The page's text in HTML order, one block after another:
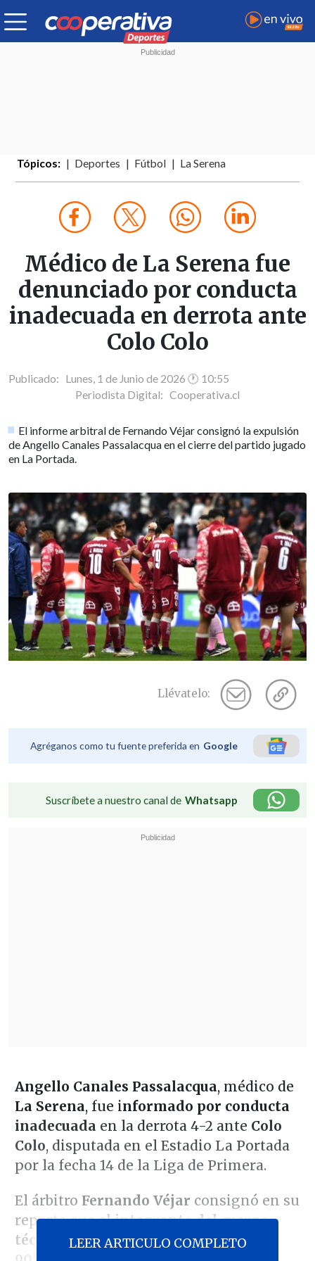
Tópicos: Deportes Fútbol La Serena
Médico de La Serena fue
denunciado por conducta
inadecuada en derrota ante
Colo Colo
Publicado: Lunes, 1 de Junio de 2026 🕐 10:55
Periodista Digital: Cooperativa.cl
El informe arbitral de Fernando Véjar consignó la expulsión
de Angello Canales Passalacqua en el cierre del partido jugado
en La Portada.
Llévatelo:
Agréganos como tu fuente preferida en Google
Suscríbete a nuestro canal de Whatsapp
Angello Canales Passalacqua, médico de
La Serena, fue informado por conducta
inadecuada en la derrota 4-2 ante Colo
Colo, disputada en el Estadio La Portada
por la fecha 14 de la Liga de Primera.
El árbitro Fernando Véjar consignó en su
reporte queel integrante del cuerpo
técnico serenense fue expulsado a los
LEER ARTICULO COMPLETO